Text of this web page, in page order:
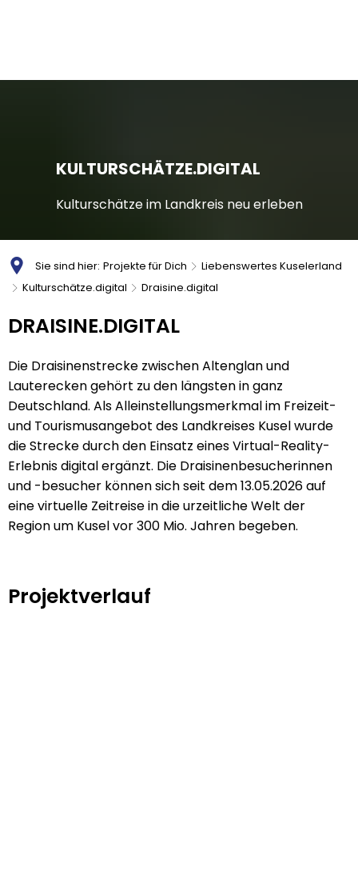
KULTURSCHÄTZE.DIGITAL
Kulturschätze im Landkreis neu erleben
Sie sind hier: Projekte für Dich
Liebenswertes Kuselerland
Kulturschätze.digital
Draisine.digital
Draisine.digital
DRAISINE.DIGITAL
Die Draisinenstrecke zwischen Altenglan und
Lauterecken gehört zu den längsten in ganz
Deutschland. Als Alleinstellungsmerkmal im Freizeit-
und Tourismusangebot des Landkreises Kusel wurde
die Strecke durch den Einsatz eines Virtual-Reality-
Erlebnis digital ergänzt. Die Draisinenbesucherinnen
und -besucher können sich seit dem 13.05.2026 auf
eine virtuelle Zeitreise in die urzeitliche Welt der
Region um Kusel vor 300 Mio. Jahren begeben.
Projektverlauf